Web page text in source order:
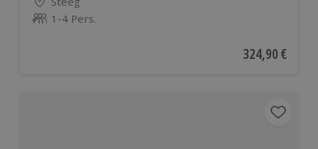
Anzahl der Teilnehmer
1-4 Pers.
Aktueller Preis
324,90 €